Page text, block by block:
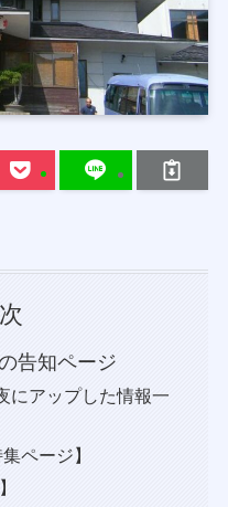
告知ページ
にアップした情報一
ページ】